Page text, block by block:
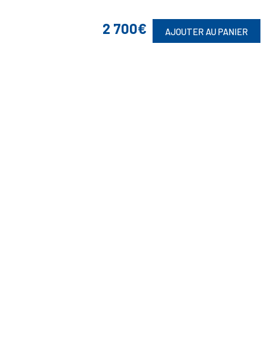
2 700€ AJOUTER AU PANIER